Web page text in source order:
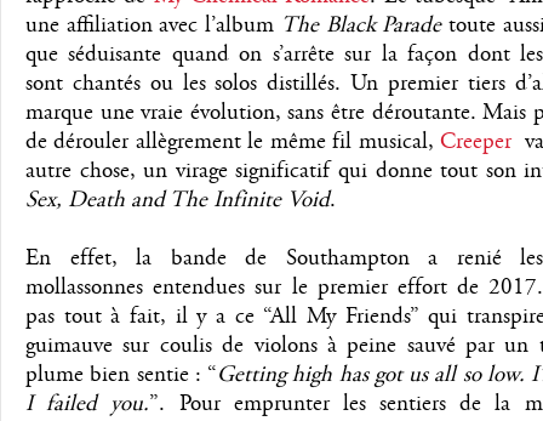
une affiliation avec l’album The Black Paradetoute
que séduisante quand on s’arrête sur la façon dont
sont chantés ou les solos distillés. Un premier tiers
marque une vraie évolution, sans être déroutante. Mais
de dérouler allègrement le même fil musical,Creeperva
autre chose, un virage significatif qui donne tout son
Sex, Death and The Infinite Void.
En effet, la bande de Southampton a renié les
mollassonnes entendues sur le premier effort de
pas tout à fait, il y a ce “All My Friends” qui
guimauve sur coulis de violons à peine sauvé par un
plume bien sentie : “Getting high has got us all so low.
I failed you.”. Pour emprunter les sentiers de la